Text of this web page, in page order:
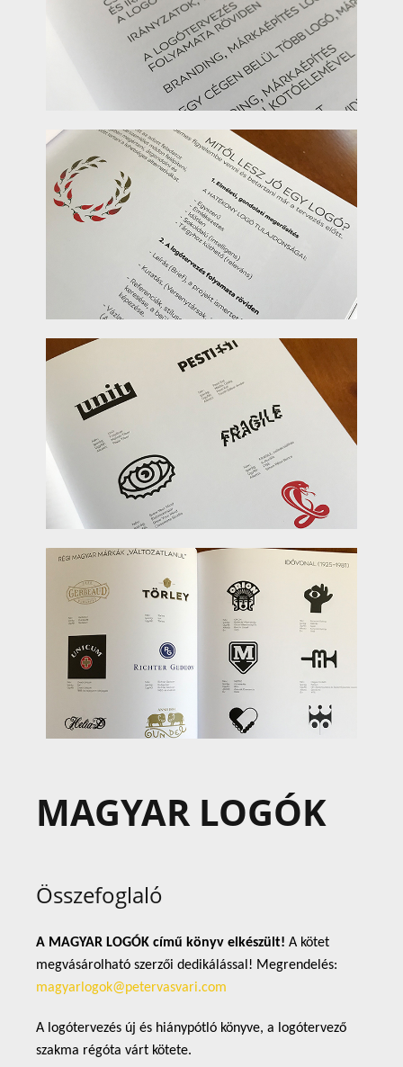
MAGYAR LOGÓK
Összefoglaló
A MAGYAR LOGÓK című könyv elkészült! A kötet
megvásárolható szerzői dedikálással! Megrendelés:
magyarlogok@petervasvari.com
A logótervezés új és hiánypótló könyve, a logótervező
szakma régóta várt kötete.